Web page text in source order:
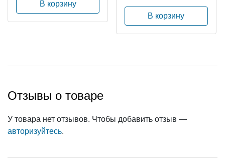
В корзину
В корзину
Отзывы о товаре
У товара нет отзывов. Чтобы добавить отзыв —
авторизуйтесь.